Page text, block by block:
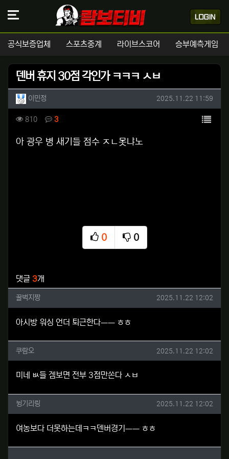
공식보증업체 스포츠중계 라이브스코어 승부예측게임
덴버 휴지 30점 각인가 ㅋㅋㅋ ㅅㅂ
작성자 정보
이민정 작성일
2025.11.22 11:59
컨텐츠 정보
810조회 3댓글 목록
본문
아 광우 병 새기들 점수 ㅈㄴ못냐노
0
추천
0
비추천
댓글 3개
꿀벅지짱님의 댓글
꿀벅지짱 작성일
2025.11.22 12:02
아시방 워싱 언더 퇴근한다ㅡㅡ ㅎㅎ
쿠람오님의 댓글
쿠람오 작성일
2025.11.22 12:02
미네 ㅄ들 겜보면 전부 3점만쏜다 ㅅㅂ
뉭기리링님의 댓글
뉭기리링 작성일
2025.11.22 12:02
여농보다 더못하는데ㅋㅋ덴버경기ㅡㅡ ㅎㅎ